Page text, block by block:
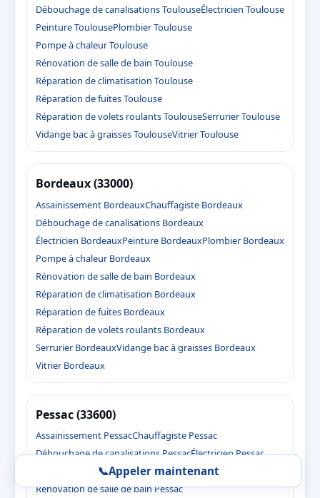
Débouchage de canalisations ToulouseÉlectricien Toulouse
Peinture ToulousePlombier Toulouse
Pompe à chaleur Toulouse
Rénovation de salle de bain Toulouse
Réparation de climatisation Toulouse
Réparation de fuites Toulouse
Réparation de volets roulants ToulouseSerrurier Toulouse
Vidange bac à graisses ToulouseVitrier Toulouse
Bordeaux (33000)
Assainissement BordeauxChauffagiste Bordeaux
Débouchage de canalisations Bordeaux
Électricien BordeauxPeinture BordeauxPlombier Bordeaux
Pompe à chaleur Bordeaux
Rénovation de salle de bain Bordeaux
Réparation de climatisation Bordeaux
Réparation de fuites Bordeaux
Réparation de volets roulants Bordeaux
Serrurier BordeauxVidange bac à graisses Bordeaux
Vitrier Bordeaux
Pessac (33600)
Assainissement PessacChauffagiste Pessac
Débouchage de canalisations PessacÉlectricien Pessac
Peinture PessacPlombier PessacPompe à chaleur Pessac
Rénovation de salle de bain Pessac
📞Appeler maintenant